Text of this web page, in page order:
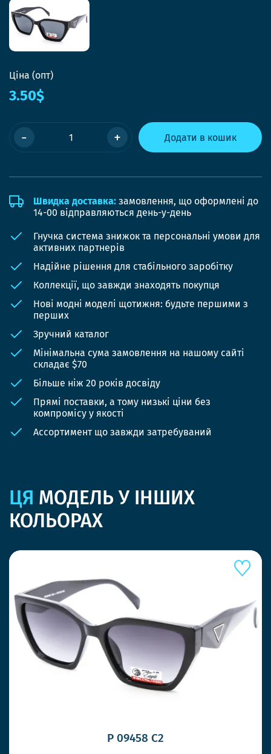
Ціна (опт)
3.50$
- + Додати в кошик
Швидка доставка: замовлення, що оформлені до
14-00 відправляються день-у-день
Гнучка система знижок та персональні умови для
активних партнерів
Надійне рішення для стабільного заробітку
Коллекції, що завжди знаходять покупця
Нові модні моделі щотижня: будьте першими з
перших
Зручний каталог
Мінімальна сума замовлення на нашому сайті
складає $70
Більше ніж 20 років досвіду
Прямі поставки, а тому низькі ціни без
компромісу у якості
Ассортимент що завжди затребуваний
ЦЯ МОДЕЛЬ У ІНШИХ
КОЛЬОРАХ
P 09458 C2